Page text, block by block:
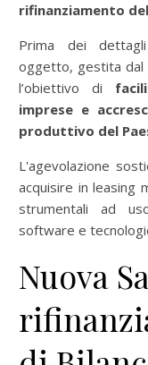
rifinanziamento
Prima dei
oggetto, gestita dal
l’obiettivo di
imprese e
produttivo del
L'agevolazione
acquisire in leasing
strumentali ad
software e
Nuova